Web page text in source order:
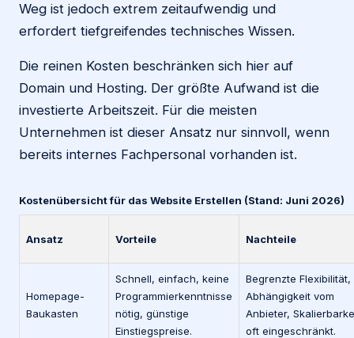
Weg ist jedoch extrem zeitaufwendig und
erfordert tiefgreifendes technisches Wissen.
Die reinen Kosten beschränken sich hier auf
Domain und Hosting. Der größte Aufwand ist die
investierte Arbeitszeit. Für die meisten
Unternehmen ist dieser Ansatz nur sinnvoll, wenn
bereits internes Fachpersonal vorhanden ist.
Kostenübersicht für das Website Erstellen (Stand: Juni 2026)
Ansatz Vorteile Nachteile
Homepage-
Baukasten
Schnell, einfach, keine
Programmierkenntnisse
nötig, günstige
Einstiegspreise.
Begrenzte Flexibilität,
Abhängigkeit vom
Anbieter,
oft eingeschränkt.